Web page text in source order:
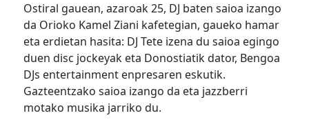
Ostiral gauean, azaroak 25, DJ baten saioa izango
da Orioko Kamel Ziani kafetegian, gaueko hamar
eta erdietan hasita: DJ Tete izena du saioa egingo
duen disc jockeyak eta Donostiatik dator, Bengoa
DJs entertainment enpresaren eskutik.
Gazteentzako saioa izango da eta jazzberri
motako musika jarriko du.